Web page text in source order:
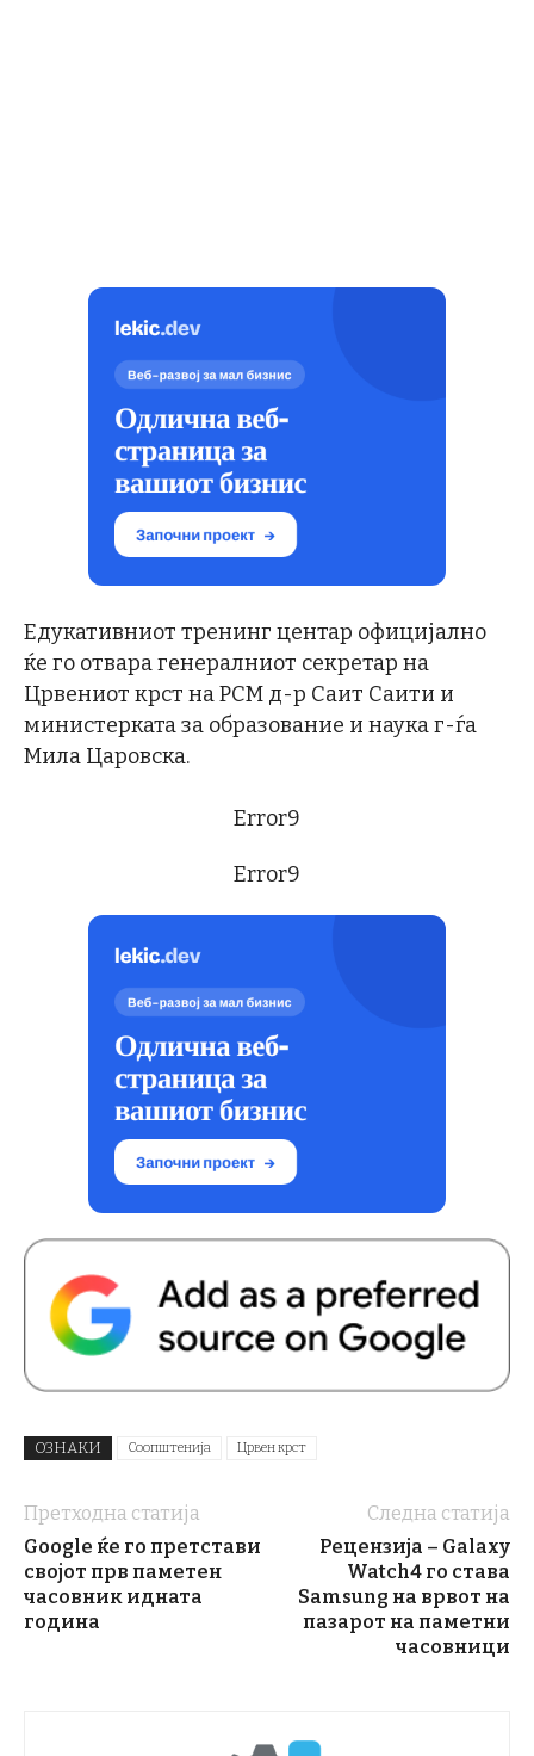
Едукативниот тренинг центар официјално
ќе го отвара генералниот секретар на
Црвениот крст на РСМ д-р Саит Саити и
министерката за образование и наука г-ѓа
Мила Царовска.
Error9
Error9
ОЗНАКИ Соопштенија Црвен крст
Претходна статија
Google ќе го претстави
својот прв паметен
часовник идната
година
Следна статија
Рецензија – Galaxy
Watch4 го става
Samsung на врвот на
пазарот на паметни
часовници